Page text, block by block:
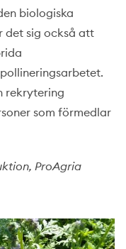
biologiska
det sig också att
rekrytering
som förmedlar
ProAgria